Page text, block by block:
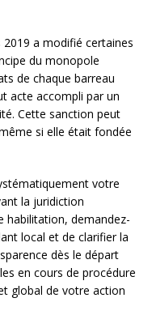
a modifié certaines
du monopole
de chaque barreau
acte accompli par un
Cette sanction peut
si elle était fondée
votre
la juridiction
habilitation, demandez-
local et de clarifier la
dès le départ
en cours de procédure
global de votre action